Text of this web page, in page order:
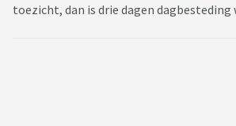
toezicht, dan is drie dagen dagbesteding